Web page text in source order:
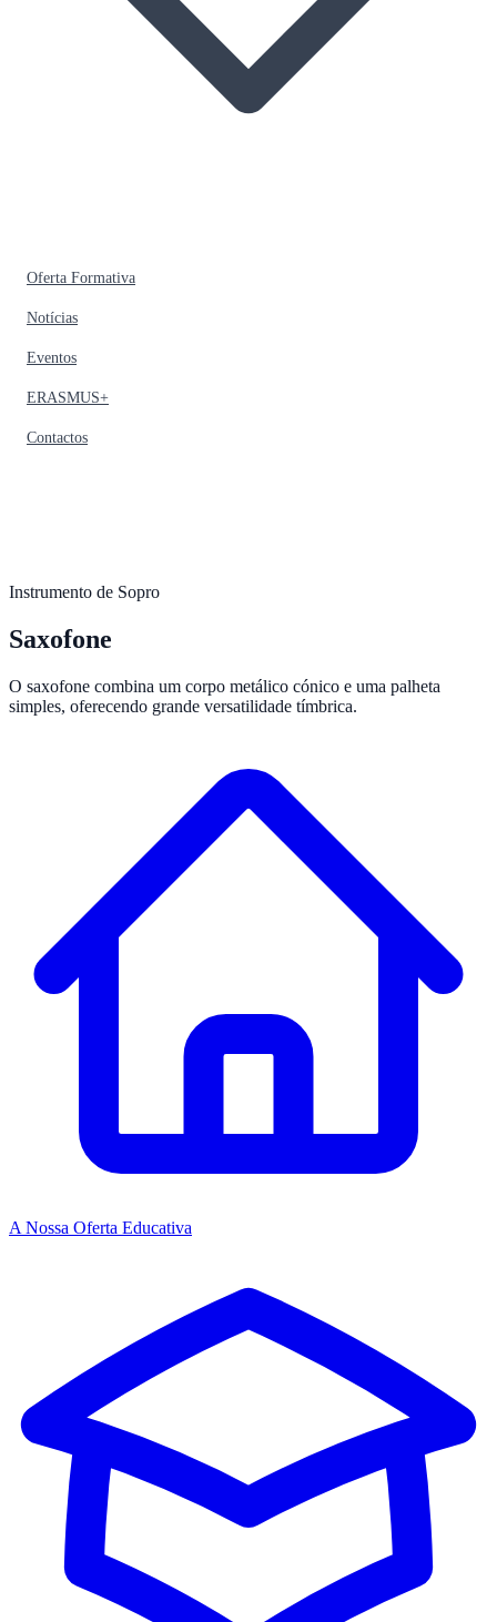
Oferta Formativa
Notícias
Eventos
ERASMUS+
Contactos
Instrumento de Sopro
Saxofone
O saxofone combina um corpo metálico cónico e uma palheta
simples, oferecendo grande versatilidade tímbrica.
A Nossa Oferta Educativa